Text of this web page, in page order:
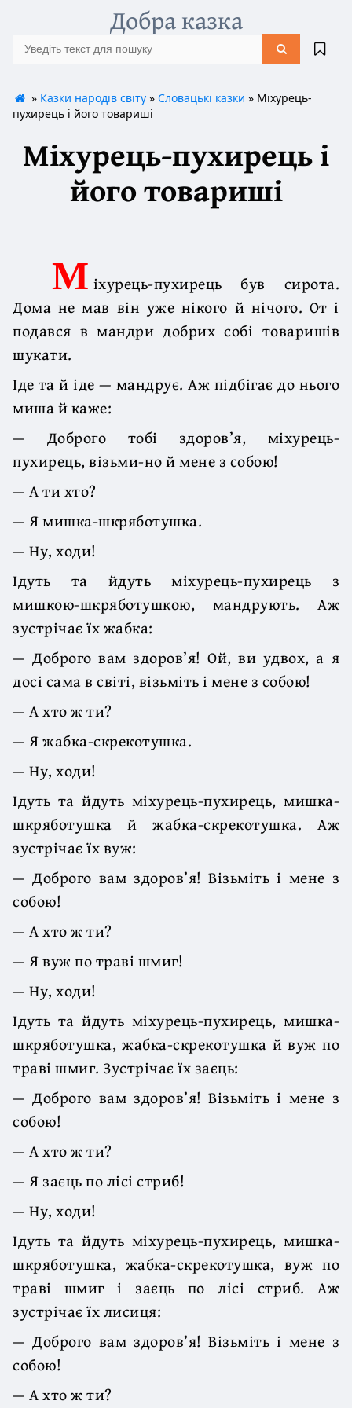
Добра казка
» Казки народів світу» Словацькі казки » Міхурець-
пухирець і його товариші
Міхурець-пухирець і
його товариші
М іхурець-пухирець був сирота.
Дома не мав він уже нікого й нічого. От і
подався в мандри добрих собі товаришів
шукати.
Іде та й іде — мандрує. Аж підбігає до нього
миша й каже:
— Доброго тобі здоров’я, міхурець-
пухирець, візьми-но й мене з собою!
— А ти хто?
— Я мишка-шкряботушка.
— Ну, ходи!
Ідуть та йдуть міхурець-пухирець з
мишкою-шкряботушкою, мандрують. Аж
зустрічає їх жабка:
— Доброго вам здоров’я! Ой, ви удвох, а я
досі сама в світі, візьміть і мене з собою!
— А хто ж ти?
— Я жабка-скрекотушка.
— Ну, ходи!
Ідуть та йдуть міхурець-пухирець, мишка-
шкряботушка й жабка-скрекотушка. Аж
зустрічає їх вуж:
— Доброго вам здоров’я! Візьміть і мене з
собою!
— А хто ж ти?
— Я вуж по траві шмиг!
— Ну, ходи!
Ідуть та йдуть міхурець-пухирець, мишка-
шкряботушка, жабка-скрекотушка й вуж по
траві шмиг. Зустрічає їх заєць:
— Доброго вам здоров’я! Візьміть і мене з
собою!
— А хто ж ти?
— Я заєць по лісі стриб!
— Ну, ходи!
Ідуть та йдуть міхурець-пухирець, мишка-
шкряботушка, жабка-скрекотушка, вуж по
траві шмиг і заєць по лісі стриб. Аж
зустрічає їх лисиця:
— Доброго вам здоров’я! Візьміть і мене з
собою!
— А хто ж ти?